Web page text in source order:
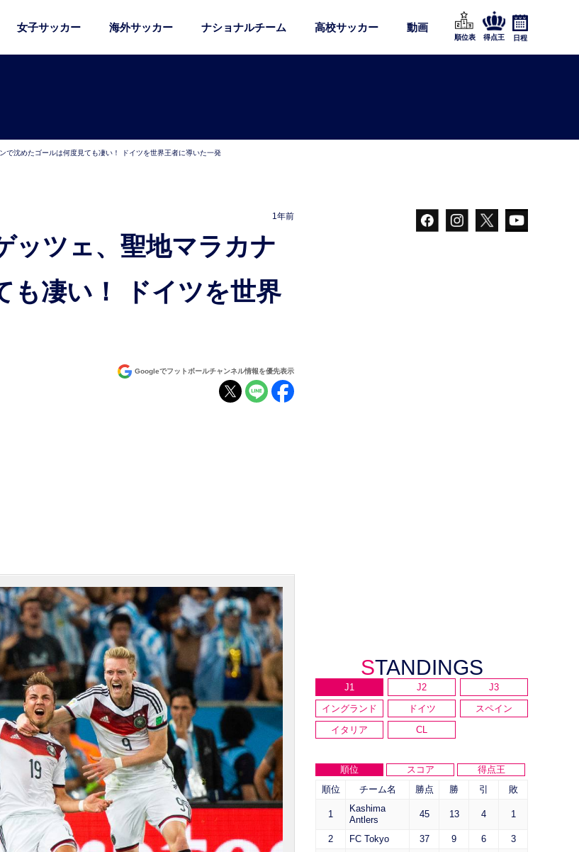
女子サッカー 海外サッカー ナショナルチーム 高校サッカー 動画
順位表 得点王 日程
で沈めたゴールは何度見ても凄い！ ドイツを世界王者に導いた一発
1年前
も凄い！ ドイツを世界
Googleでフットボールチャンネル情報を優先表示
STANDINGS
J1 J2
J3
イングランド
ドイツ
スペイン
イタリア
CL
順位 スコア
得点王
順位
チーム名 勝点 勝 引 敗
1
Kashima
Antlers
45 13 4 1
2 FC Tokyo 37 9 6 3